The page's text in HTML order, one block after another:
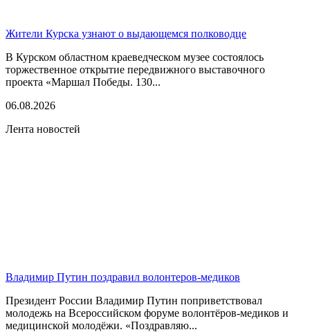
Жители Курска узнают о выдающемся полководце
В Курском областном краеведческом музее состоялось
торжественное открытие передвижного выставочного
проекта «Маршал Победы. 130...
06.08.2026
Лента новостей
Владимир Путин поздравил волонтеров-медиков
Президент России Владимир Путин поприветствовал
молодежь на Всероссийском форуме волонтёров-медиков и
медицинской молодёжи. «Поздравляю...